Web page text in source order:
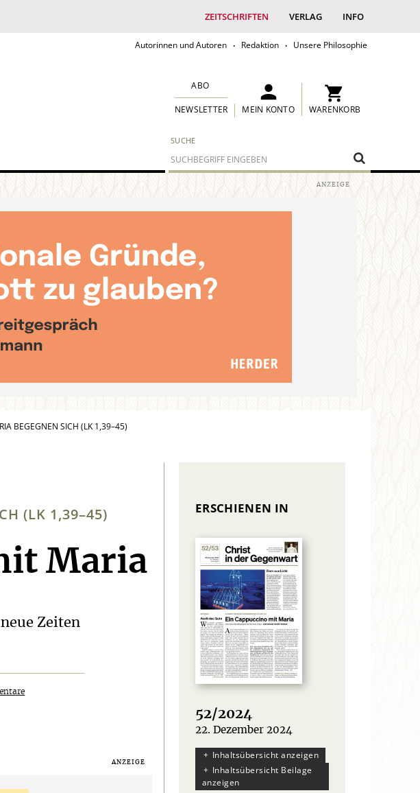
ZEITSCHRIFTEN VERLAG INFO
Autorinnen und Autoren Redaktion Unsere Philosophie
SUCHE
ABO
NEWSLETTER MEIN KONTO WARENKORB
BEGEGNEN SICH (LK 1,39–45)
(LK 1,39–45)
Maria
Zeiten
ERSCHIENEN IN
52/2024
:
22. Dezember 2024
Inhaltsübersicht anzeigen
Inhaltsübersicht Beilage
anzeigen